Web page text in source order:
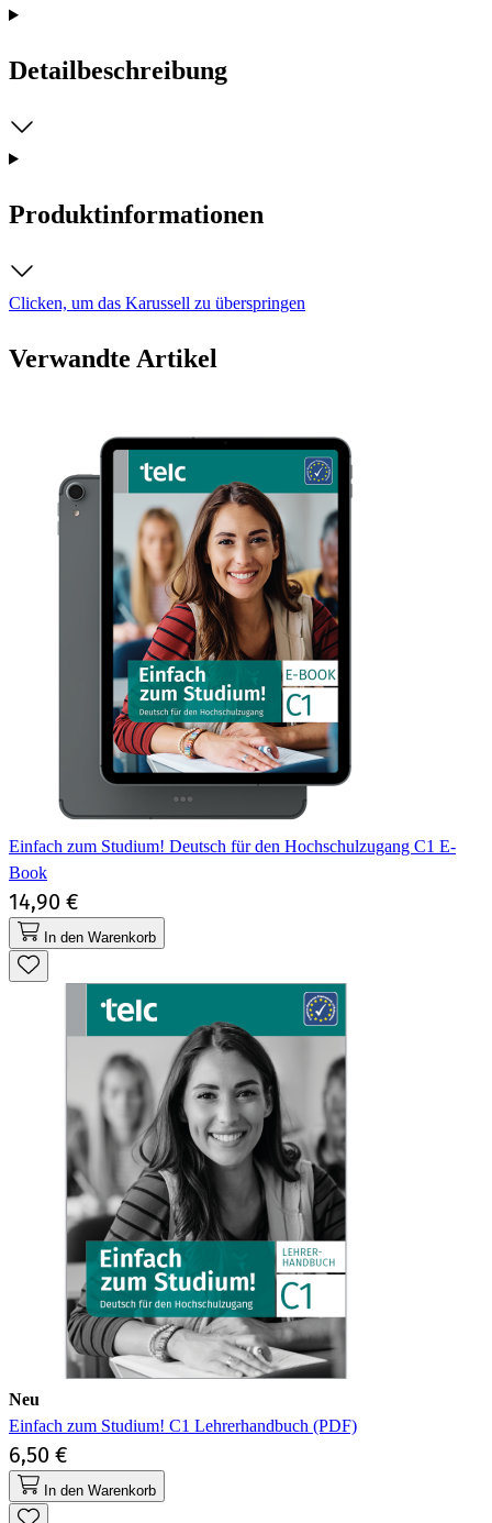
Detailbeschreibung
Produktinformationen
Clicken, um das Karussell zu überspringen
Verwandte Artikel
Einfach zum Studium! Deutsch für den Hochschulzugang C1 E-
Book
14,90 €
In den Warenkorb
Neu
Einfach zum Studium! C1 Lehrerhandbuch (PDF)
6,50 €
In den Warenkorb